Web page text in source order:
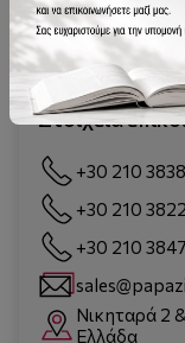
Εκδόσεις
Elearning
Επικοινωνία
Υποβολή Έργου
Στοιχεία
+30 210
+30 210
+30 210
Νικηταρά 2
Ελλάδα